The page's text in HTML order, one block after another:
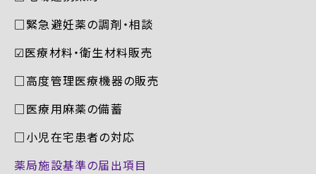
□緊急避妊薬の調剤・相談
☑︎医療材料・衛生材料販売
□高度管理医療機器の販売
□医療用麻薬の備蓄
□小児在宅患者の対応
薬局施設基準の届出項目